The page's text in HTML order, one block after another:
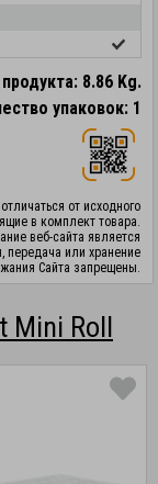
8.86 Kg.
упаковок: 1
от исходного
в комплект товара.
веб-сайта является
передача или хранение
Сайта запрещены.
Mini Roll